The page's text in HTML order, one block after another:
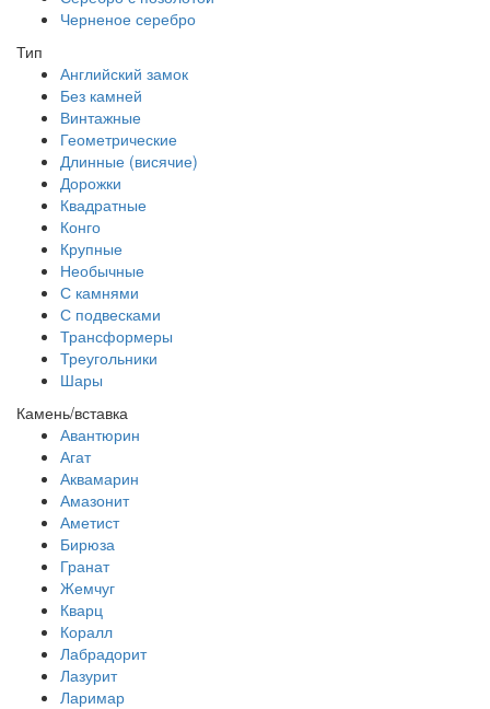
Черненое серебро
Тип
Английский замок
Без камней
Винтажные
Геометрические
Длинные (висячие)
Дорожки
Квадратные
Конго
Крупные
Необычные
С камнями
С подвесками
Трансформеры
Треугольники
Шары
Камень/вставка
Авантюрин
Агат
Аквамарин
Амазонит
Аметист
Бирюза
Гранат
Жемчуг
Кварц
Коралл
Лабрадорит
Лазурит
Ларимар